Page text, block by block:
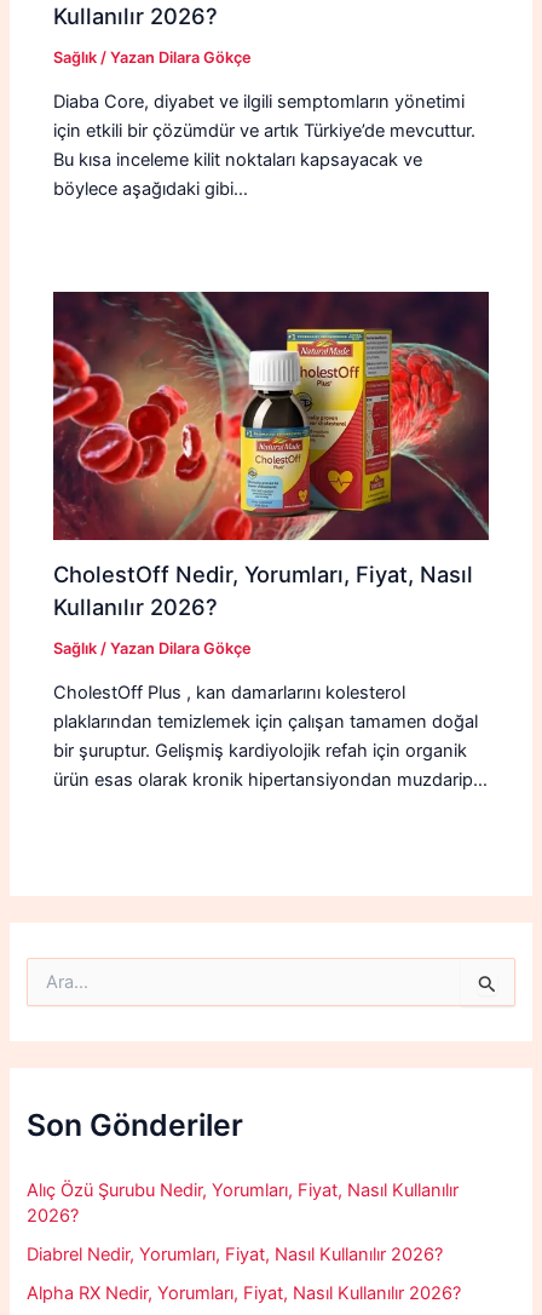
Kullanılır 2026?
Sağlık / Yazan Dilara Gökçe
Diaba Core, diyabet ve ilgili semptomların yönetimi
için etkili bir çözümdür ve artık Türkiye’de mevcuttur.
Bu kısa inceleme kilit noktaları kapsayacak ve
böylece aşağıdaki gibi…
CholestOff Nedir, Yorumları, Fiyat, Nasıl
Kullanılır 2026?
Sağlık / Yazan Dilara Gökçe
CholestOff Plus , kan damarlarını kolesterol
plaklarından temizlemek için çalışan tamamen doğal
bir şuruptur. Gelişmiş kardiyolojik refah için organik
ürün esas olarak kronik hipertansiyondan muzdarip…
r
c
f
o
:
Son Gönderiler
Alıç Özü Şurubu Nedir, Yorumları, Fiyat, Nasıl Kullanılır
2026?
Diabrel Nedir, Yorumları, Fiyat, Nasıl Kullanılır 2026?
Alpha RX Nedir, Yorumları, Fiyat, Nasıl Kullanılır 2026?